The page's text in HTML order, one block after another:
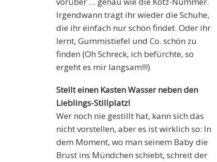
Irgendwann tragt ihr wieder die Schuhe,
die ihr einfach nur schön findet. Oder ihr
lernt, Gummistiefel und Co. schön zu
finden (Oh Schreck, ich befürchte, so
ergeht es mir langsam!!!)
Stellt einen Kasten Wasser neben den
Lieblings-Stillplatz!
Wer noch nie gestillt hat, kann sich das
nicht vorstellen, aber es ist wirklich so: In
dem Moment, wo man seinem Baby die
Brust ins Mündchen schiebt, schreit der